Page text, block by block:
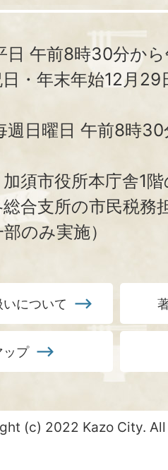
日 午前8時30分か
・年末年始12月
週日曜日 午前8時
須市役所本庁舎1
合支所の市民税務
のみ実施）
について
ップ
(c) 2022 Kazo City.